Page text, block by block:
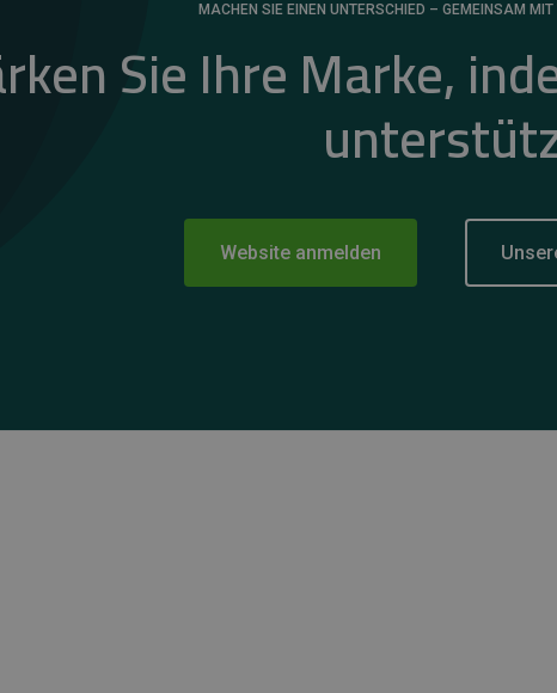
MACHEN SIE EINEN UNTERSCHIED – GEMEINSAM
Sie Ihre Marke,
Website anmelden